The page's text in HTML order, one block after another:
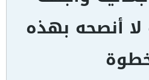
لا أنصحه بهذه